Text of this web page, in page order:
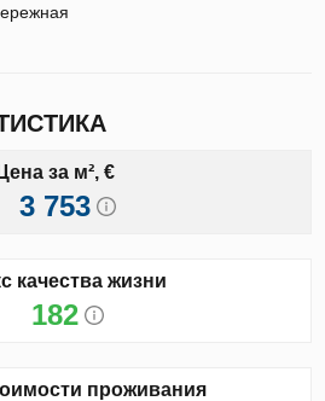
Цена за м², €
3 753
качества жизни
182
проживания